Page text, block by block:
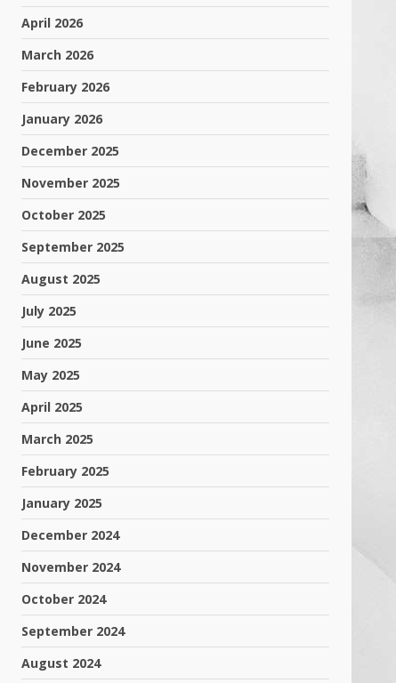
April 2026
March 2026
February 2026
January 2026
December 2025
November 2025
October 2025
September 2025
August 2025
July 2025
June 2025
May 2025
April 2025
March 2025
February 2025
January 2025
December 2024
November 2024
October 2024
September 2024
August 2024